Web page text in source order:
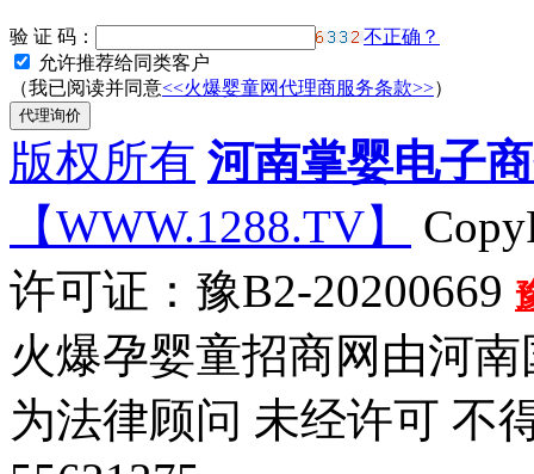
验 证 码：
不正确？
允许推荐给同类客户
（我已阅读并同意<<火爆婴童网代理商服务条款>>）
版权所有 河南掌婴电子
【WWW.1288.TV】
许可证：豫B2-20200669
火爆孕婴童招商网由河
为法律顾问 未经许可 不